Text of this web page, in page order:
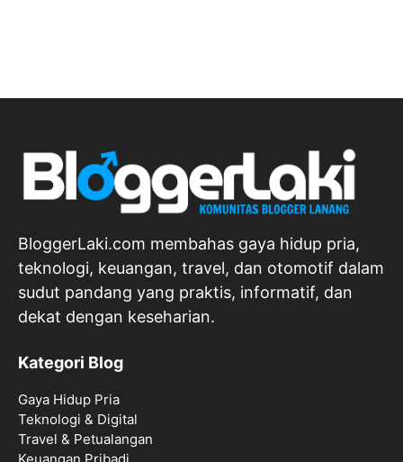
BloggerLaki.com membahas gaya hidup pria,
teknologi, keuangan, travel, dan otomotif dalam
sudut pandang yang praktis, informatif, dan
dekat dengan keseharian.
Kategori Blog
Gaya Hidup Pria
Teknologi & Digital
Travel & Petualangan